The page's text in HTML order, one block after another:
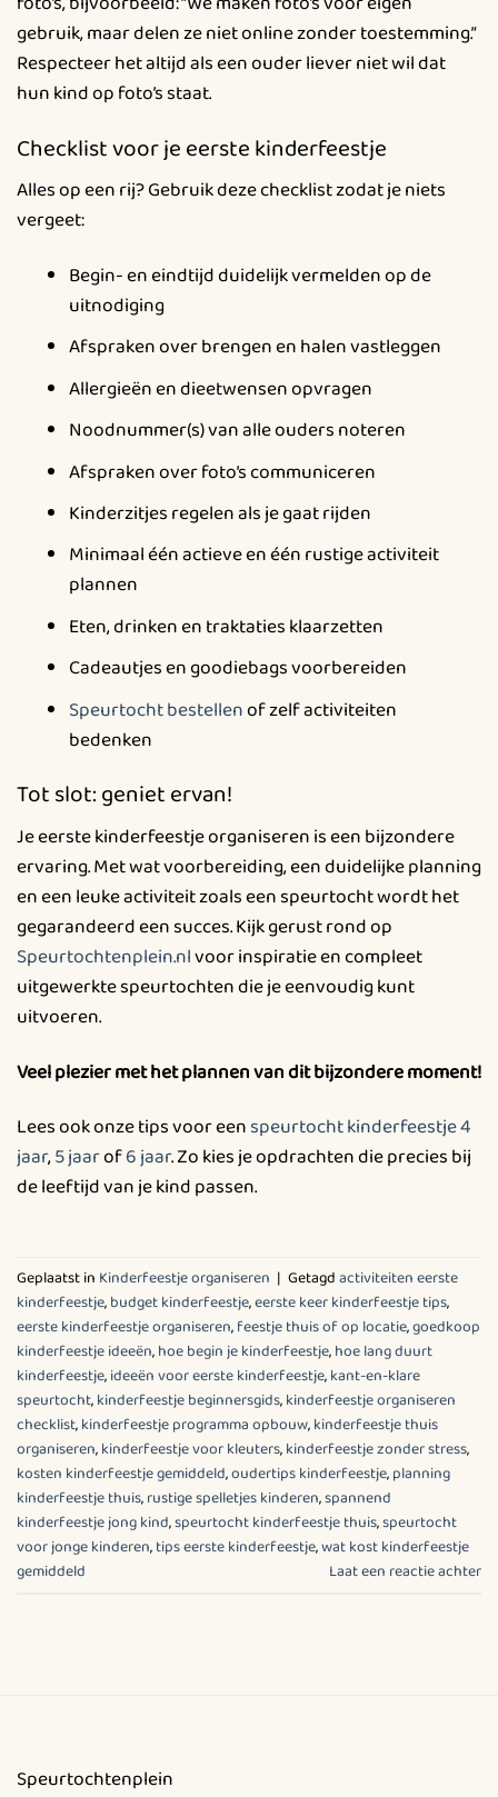
gebruik, maar delen ze niet online zonder toestemming.”
Respecteer het altijd als een ouder liever niet wil dat
hun kind op foto’s staat.
Checklist voor je eerste kinderfeestje
Alles op een rij? Gebruik deze checklist zodat je niets
vergeet:
Begin- en eindtijd duidelijk vermelden op de
uitnodiging
Afspraken over brengen en halen vastleggen
Allergieën en dieetwensen opvragen
Noodnummer(s) van alle ouders noteren
Afspraken over foto’s communiceren
Kinderzitjes regelen als je gaat rijden
Minimaal één actieve en één rustige activiteit
plannen
Eten, drinken en traktaties klaarzetten
Cadeautjes en goodiebags voorbereiden
Speurtocht bestellenof zelf activiteiten
bedenken
Tot slot: geniet ervan!
Je eerste kinderfeestje organiseren is een bijzondere
ervaring. Met wat voorbereiding, een duidelijke planning
en een leuke activiteit zoals een speurtocht wordt het
gegarandeerd een succes. Kijk gerust rond op
Speurtochtenplein.nlvoor inspiratie en compleet
uitgewerkte speurtochten die je eenvoudig kunt
uitvoeren.
Veel plezier met het plannen van dit bijzondere moment!
Lees ook onze tips voor eenspeurtocht kinderfeestje 4
jaar,5 jaarof6 jaar. Zo kies je opdrachten die precies bij
de leeftijd van je kind passen.
Geplaatst in Kinderfeestje organiseren | Getagdactiviteiten eerste
kinderfeestje,budget kinderfeestje,eerste keer kinderfeestje tips,
eerste kinderfeestje organiseren,feestje thuis of op locatie,goedkoop
kinderfeestje ideeën,hoe begin je kinderfeestje,hoe lang duurt
kinderfeestje,ideeën voor eerste kinderfeestje,kant-en-klare
speurtocht,kinderfeestje beginnersgids,kinderfeestje organiseren
checklist,kinderfeestje programma opbouw,kinderfeestje thuis
organiseren,kinderfeestje voor kleuters,kinderfeestje zonder stress,
kosten kinderfeestje gemiddeld,oudertips kinderfeestje,planning
kinderfeestje thuis,rustige spelletjes kinderen,spannend
kinderfeestje jong kind,speurtocht kinderfeestje thuis,speurtocht
voor jonge kinderen,tips eerste kinderfeestje,wat kost kinderfeestje
gemiddeld
Laat een reactie achter
Speurtochtenplein